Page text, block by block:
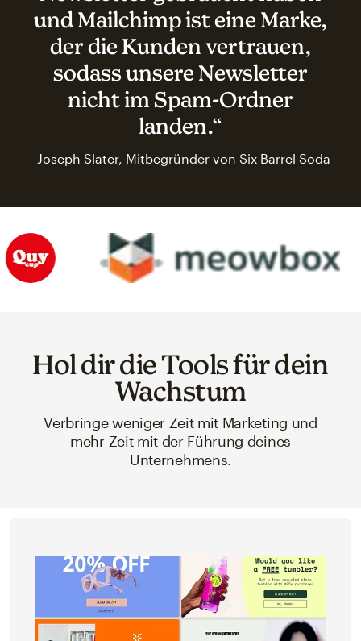
und Mailchimp ist eine Marke,
der die Kunden vertrauen,
sodass unsere Newsletter
nicht im Spam-Ordner
landen.“
- Joseph Slater, Mitbegründer von Six Barrel Soda
Hol dir die Tools für dein
Wachstum
Verbringe weniger Zeit mit Marketing und
mehr Zeit mit der Führung deines
Unternehmens.